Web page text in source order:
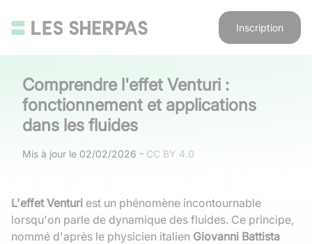
Inscription
Comprendre l'effet Venturi :
fonctionnement et applications
dans les fluides
Mis à jour le 02/02/2026 - CC BY 4.0
L'effet Venturi est un phénomène incontournable
lorsqu'on parle de dynamique des fluides. Ce principe,
nommé d'après le physicien italien Giovanni Battista